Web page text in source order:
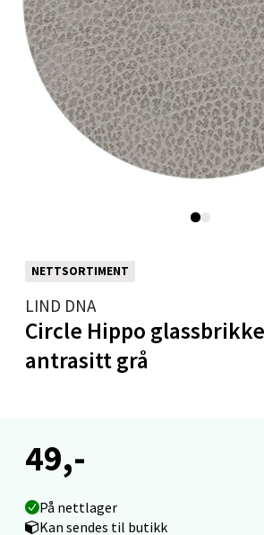
NETTSORTIMENT
LIND DNA
Circle Hippo
antrasitt grå
49,-
På nettlager
Kan sendes til butikk
Mandal - Alti Mandal
Skarvøyveien 55, 4517 Mandal
Åpent i dag 10-18
0 i butikk
Fridtjof Nansensgate 22, 8622 Mo i
Åpent i dag 10-18
0 i butikk
Ålesund - Thon Senter
Langelandsvegen 25, 6010 Ålesund